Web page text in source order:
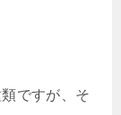
ですが、そ